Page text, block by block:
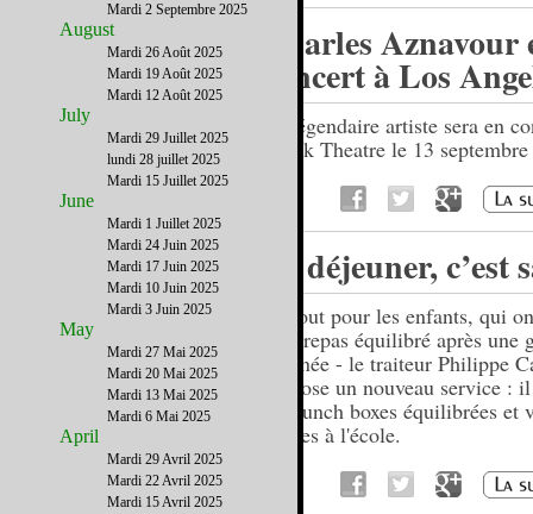
Charles Aznavour
concert à Los
Le légendaire artiste sera en
Greek Theatre le 13
Le déjeuner, c’est
Surtout pour les enfants, qui
d'un repas équilibré après une
matinée - le traiteur Philippe
propose un nouveau service :
des lunch boxes équilibrées et
livrées à l'école.
Mardi 2 Septembre 2025
August
Mardi 26 Août 2025
Mardi 19 Août 2025
Mardi 12 Août 2025
July
Mardi 29 Juillet 2025
lundi 28 juillet 2025
Mardi 15 Juillet 2025
June
Mardi 1 Juillet 2025
Mardi 24 Juin 2025
Mardi 17 Juin 2025
Mardi 10 Juin 2025
Mardi 3 Juin 2025
May
Mardi 27 Mai 2025
Mardi 20 Mai 2025
Mardi 13 Mai 2025
Mardi 6 Mai 2025
April
Mardi 29 Avril 2025
Mardi 22 Avril 2025
Mardi 15 Avril 2025